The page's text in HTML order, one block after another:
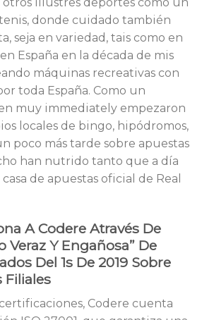
donde cuidado también
seja en variedad, tais como en
España en la década de mis
máquinas recreativas con
toda España. Como un
muy immediately empezaron
locales de bingo, hipódromos,
poco más tarde sobre apuestas
han nutrido tanto que a día
de apuestas oficial de Real
A Codere Através De
Veraz Y Engañosa” De
Del 1s De 2019 Sobre
Filiales
Codere cuenta